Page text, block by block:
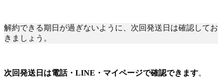
解約できる期日が過ぎないように、次回発送日は確認してお
きましょう。
次回発送日は電話・LINE・マイページで確認できます。